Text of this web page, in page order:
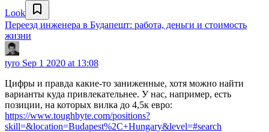
Look
Переезд инженера в Будапешт: работа, деньги и стоимость
жизни
tyro Sep 1 2020 at 13:08
Цифры и правда какие-то заниженные, хотя можно найти
варианты куда привлекательнее. У нас, например, есть
позиции, на которых вилка до 4,5к евро:
https://www.toughbyte.com/positions?
skill=&location=Budapest%2C+Hungary&level=#search